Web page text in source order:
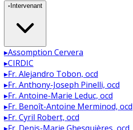
◦ Intervenant
▸Assomption Cervera
▸CIRDIC
▸Fr. Alejandro Tobon, ocd
▸Fr. Anthony-Joseph Pinelli, ocd
▸Fr. Antoine-Marie Leduc, ocd
▸Fr. Benoît-Antoine Merminod, ocd
▸Fr. Cyril Robert, ocd